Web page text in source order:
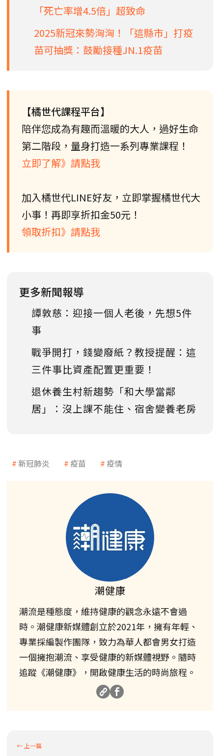
「死亡率增4.5倍」超致命
2025新冠來勢洶洶！「這縣市」打疫
苗可抽獎：鼓勵接種JN.1疫苗
【橘世代課程平台】
陪伴您成為有趣而溫暖的大人，過好生命
第二階段，量身打造一系列專業課程！
立即了解》請點我
加入橘世代LINE好友，立即掌握橘世代大
小事！再即享折扣金50元！
領取折扣》請點我
更多新聞報導
譚敦慈：迎接一個人老後，先想5件
事
戰爭開打，錢變廢紙？教授提醒：這
三件事比資產配置更重要！
退休養生村新趨勢「和大學當鄰
居」：沒上課不能住、宿舍變養老房
新冠肺炎 疫苗 疫情
潮健康
潮流是種態度，維持健康的觀念永遠不會過
時。潮健康新媒體創立於2021年，擁有年輕、
專業採編製作團隊，致力為華人都會男女打造
一個擁抱潮流、享受健康的新媒體視野。隨時
追蹤《潮健康》，開啟健康生活的時尚旅程。